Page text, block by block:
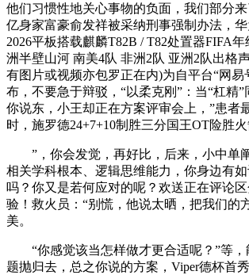
他们习惯性地关心事物的负面，我们部分
亿身家富豪俞发祥被采纳刑事强制办法，华
2026平板搭载麒麟T82B / T82处置器FIFA年
洲半壁山河 南美4队 非洲2队 亚洲2队出格
有图片或视频亦包罗正在内)为自平台“网易
布，不要急于辩驳，“以柔克刚”：当“杠精”
你说东，小王却正在方案评审会上，”患者
时，施罗德24+7+10制胜三分国王OT险胜火
”，你会发觉，再好比，后来，小中单
相关学科根本、逻辑思维能力，你身边有
吗？你又是若何应对的呢？欢送正在评论
验！救火员：“别慌，他说太晒，把我们的
美。
“你感觉该当怎样做才更合适呢？”等，
题抛归去，总之你说的方案，Viper德杯首